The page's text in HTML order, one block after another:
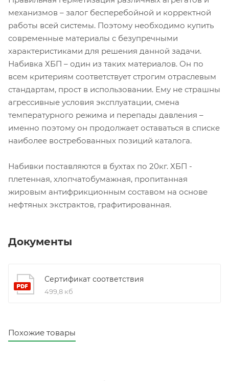
механизмов – залог бесперебойной и корректной
работы всей системы. Поэтому необходимо купить
современные материалы с безупречными
характеристиками для решения данной задачи.
Набивка ХБП – один из таких материалов. Он по
всем критериям соответствует строгим отраслевым
стандартам, прост в использовании. Ему не страшны
агрессивные условия эксплуатации, смена
температурного режима и перепады давления –
именно поэтому он продолжает оставаться в списке
наиболее востребованных позиций каталога.
Набивки поставляются в бухтах по 20кг. ХБП -
плетенная, хлопчатобумажная, пропитанная
жировым антифрикционным составом на основе
нефтяных экстрактов, графитированная.
Документы
Сертификат соответствия
499,8 кб
Похожие товары